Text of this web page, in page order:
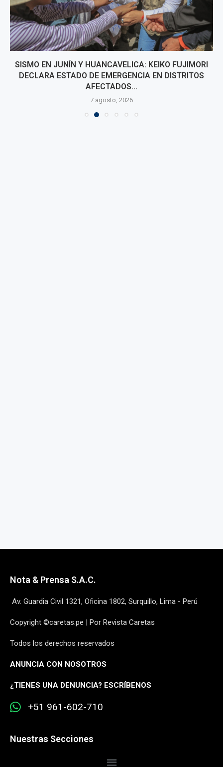
SISMO EN JUNÍN Y HUANCAVELICA: KEIKO FUJIMORI
DECLARA ESTADO DE EMERGENCIA EN DISTRITOS
AFECTADOS...
7 agosto, 2026
Nota & Prensa S.A.C.
Av. Guardia Civil 1321, Oficina 1802, Surquillo, Lima - Perú
Copyright ©caretas.pe | Por Revista Caretas
Todos los derechos reservados
ANUNCIA CON NOSOTROS
¿TIENES UNA DENUNCIA? ESCRÍBENOS
+51 961-602-710
Nuestras Secciones